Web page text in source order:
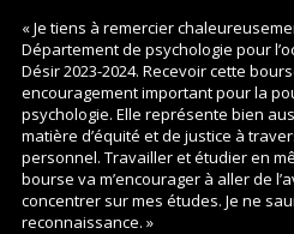
« Je tiens à remercier
Département de psychologie pour
Désir 2023-2024. Recevoir cette
encouragement important pour la
psychologie. Elle représente bien
matière d’équité et de justice à
personnel. Travailler et étudier en
bourse va m’encourager à aller de
concentrer sur mes études. Je ne
reconnaissance. »